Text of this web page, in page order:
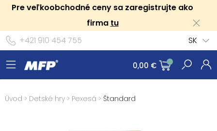
Pre veľkoobchodné ceny sa zaregistrujte ako
firma tu
+421 910 454 755
SK
0,00 €
Úvod > Detské hry > Pexesá > Štandard